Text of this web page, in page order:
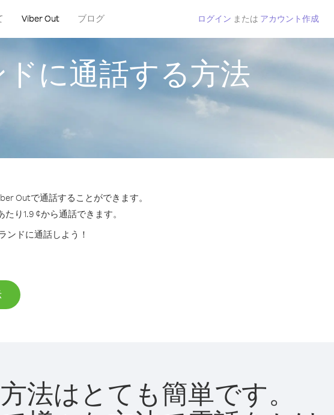
Viber Out ブログ ログイン または アカウント作成
に通話する方法
Outで通話することができます。
り1.9 ¢から通話できます。
ンドに通話しよう！
法はとても簡単です。